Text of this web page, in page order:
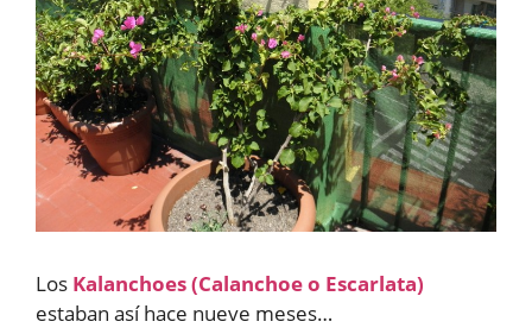
Los Kalanchoes (Calanchoe o Escarlata)
estaban así hace nueve meses…